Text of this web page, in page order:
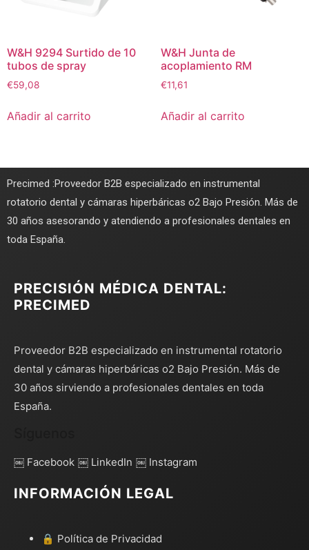
W&H 9294 Surtido de 10
tubos de spray
€59,08
Añadir al carrito
W&H Junta de
acoplamiento RM
€11,61
Añadir al carrito
Precimed :Proveedor B2B especializado en instrumental
rotatorio dental y cámaras hiperbáricas o2 Bajo Presión. Más de
30 años asesorando y atendiendo a profesionales dentales en
toda España.
PRECISIÓN MÉDICA DENTAL:
PRECIMED
Proveedor B2B especializado en instrumental rotatorio
dental y cámaras hiperbáricas o2 Bajo Presión. Más de
30 años sirviendo a profesionales dentales en toda
España.
￼ Facebook ￼ LinkedIn ￼ Instagram
INFORMACIÓN LEGAL
🔒 Política de Privacidad